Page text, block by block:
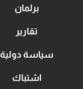
برلمان
تقارير
سياسة دولية
اشتباك